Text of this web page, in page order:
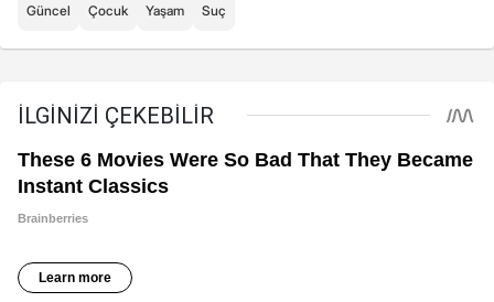
Güncel Çocuk Yaşam Suç